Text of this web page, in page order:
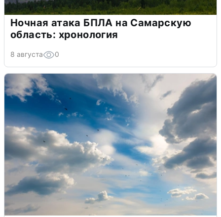
Ночная атака БПЛА на Самарскую
область: хронология
8 августа 0